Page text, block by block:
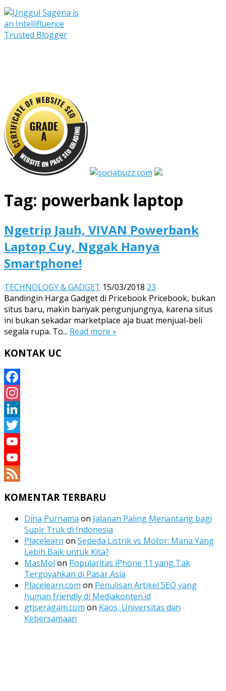
Tag: powerbank laptop
Ngetrip Jauh, VIVAN Powerbank
Laptop Cuy, Nggak Hanya
Smartphone!
TECHNOLOGY & GADGET 15/03/2018 23
Bandingin Harga Gadget di Pricebook Pricebook, bukan
situs baru, makin banyak pengunjungnya, karena situs
ini bukan sekadar marketplace aja buat menjual-beli
segala rupa. To... Read more »
KONTAK UC
Facebook
Instagram
LinkedIn
Twitter
YouTube
YouTube
KOMENTAR TERBARU
Dina Purnama on Jalanan Paling Menantang bagi
Supir Truk di Indonesia
Placelearn on Sepeda Listrik vs Motor: Mana Yang
Lebih Baik untuk Kita?
MasMol on Popularitas iPhone 11 yang Tak
Tergoyahkan di Pasar Asia
Placelearn.com on Penulisan Artikel SEO yang
human friendly di Mediakonten.id
gtjseragam.com on Kaos, Universitas dan
Kebersamaan